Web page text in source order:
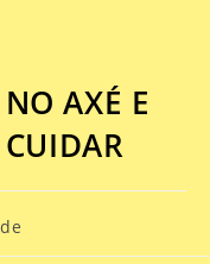
AXÉ E